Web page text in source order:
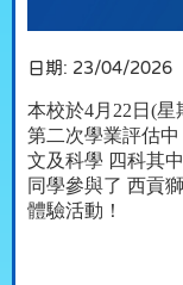
日期: 23/04/2026
本校於4月 22 日 (星
第二次學業評估
文及科學 四科其
同學參與了 西貢
體驗活動！